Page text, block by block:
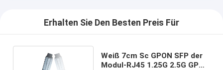
Erhalten Sie Den Besten Preis Für
Weiß 7cm Sc GPON SFP der
Modul-RJ45 1.25G 2.5G GPON